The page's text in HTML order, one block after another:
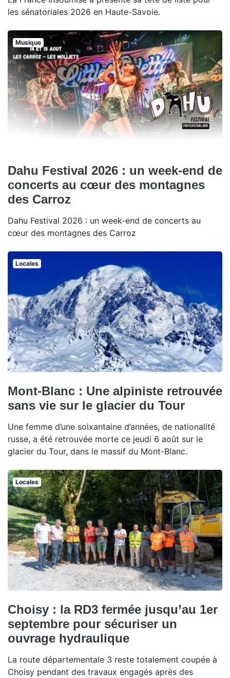
les sénatoriales 2026 en Haute-Savoie.
Musique
Dahu Festival 2026 : un week-end de
concerts au cœur des montagnes
des Carroz
Dahu Festival 2026 : un week-end de concerts au
cœur des montagnes des Carroz
Locales
Mont-Blanc : Une alpiniste retrouvée
sans vie sur le glacier du Tour
Une femme d’une soixantaine d’années, de nationalité
russe, a été retrouvée morte ce jeudi 6 août sur le
glacier du Tour, dans le massif du Mont-Blanc.
Locales
Choisy : la RD3 fermée jusqu’au 1er
septembre pour sécuriser un
ouvrage hydraulique
La route départementale 3 reste totalement coupée à
Choisy pendant des travaux engagés après des